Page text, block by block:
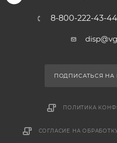
8-800-222-43-44
ПОДПИСАТЬСЯ НА
ПОЛИТИКА
СОГЛАСИЕ НА